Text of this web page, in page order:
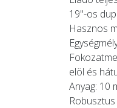
19"-os
Hasznos
elöl és
Anyag: 10